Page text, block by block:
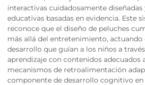
interactivas cuidadosamente
educativas basadas en evidencia. Este
reconoce que el diseño de peluches
más allá del entretenimiento, actuando
desarrollo que guían a los niños a
aprendizaje con contenidos adecuados
mecanismos de retroalimentación
componente de desarrollo cognitivo en